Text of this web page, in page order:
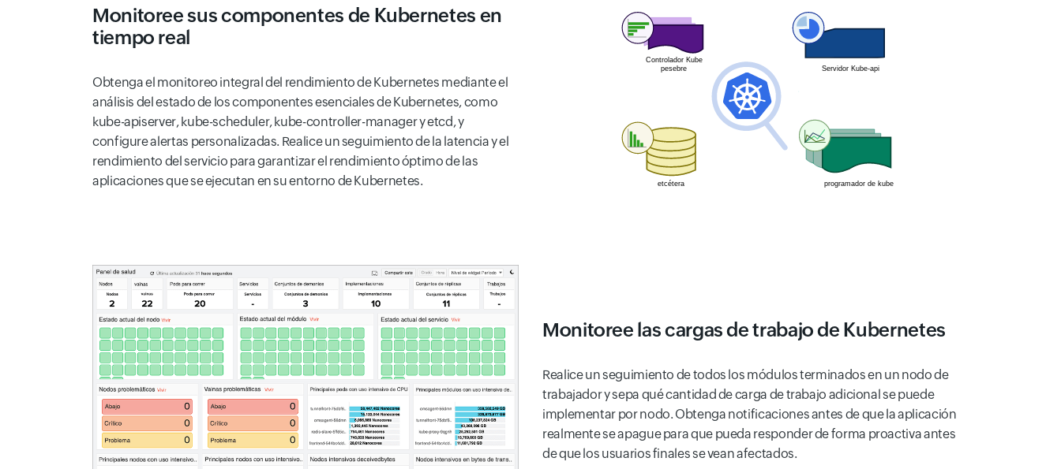
Monitoree sus componentes de Kubernetes en
tiempo real
Obtenga el monitoreo integral del rendimiento de Kubernetes mediante el
análisis del estado de los componentes esenciales de Kubernetes, como
kube-apiserver, kube-scheduler, kube-controller-manager y etcd, y
configure alertas personalizadas. Realice un seguimiento de la latencia y el
rendimiento del servicio para garantizar el rendimiento óptimo de las
aplicaciones que se ejecutan en su entorno de Kubernetes.
Monitoree las cargas de trabajo de Kubernetes
Realice un seguimiento de todos los módulos terminados en un nodo de
trabajador y sepa qué cantidad de carga de trabajo adicional se puede
implementar por nodo. Obtenga notificaciones antes de que la aplicación
realmente se apague para que pueda responder de forma proactiva antes
de que los usuarios finales se vean afectados.